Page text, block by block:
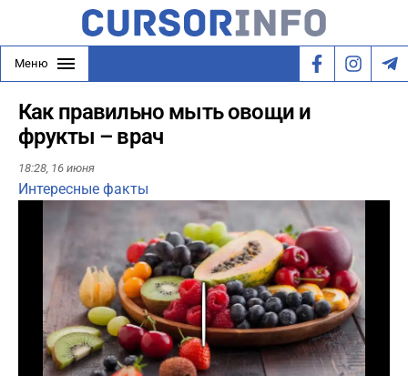
Меню
Как правильно мыть овощи и
фрукты – врач
18:28, 16 июня
Интересные факты
Play